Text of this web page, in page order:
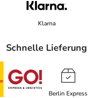
Klarna
Schnelle Lieferung
Berlin Express